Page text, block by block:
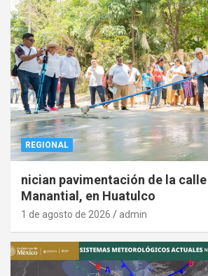
REGIONAL
nician pavimentación de la calle
Manantial, en Huatulco
1 de agosto de 2026 admin